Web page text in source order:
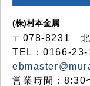
(株)村本金属
〒078-8231 北
TEL：0166-
営業時間：8:30